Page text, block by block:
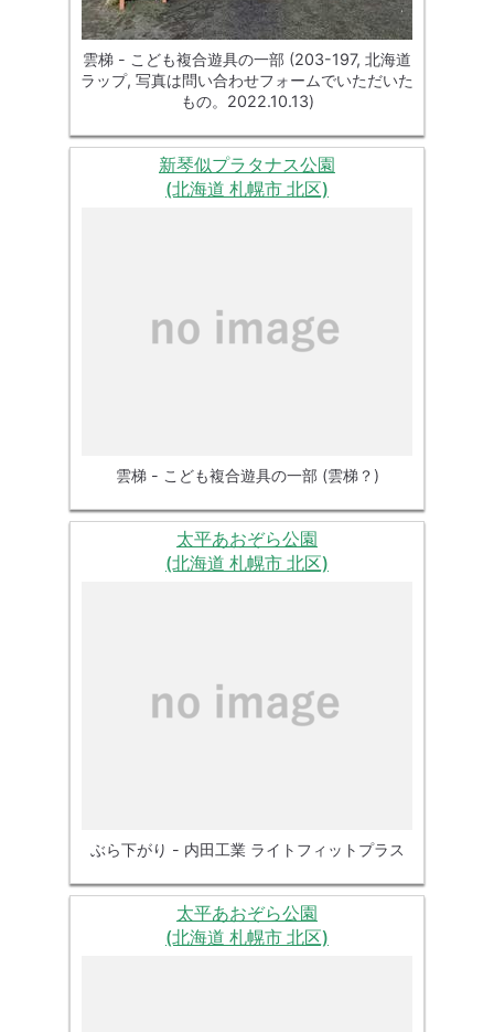
雲梯 - こども複合遊具の一部 (203-197, 北海道
ラップ, 写真は問い合わせフォームでいただいた
もの。2022.10.13)
新琴似プラタナス公園
(北海道 札幌市 北区)
雲梯 - こども複合遊具の一部 (雲梯？)
太平あおぞら公園
(北海道 札幌市 北区)
ぶら下がり - 内田工業 ライトフィットプラス
太平あおぞら公園
(北海道 札幌市 北区)